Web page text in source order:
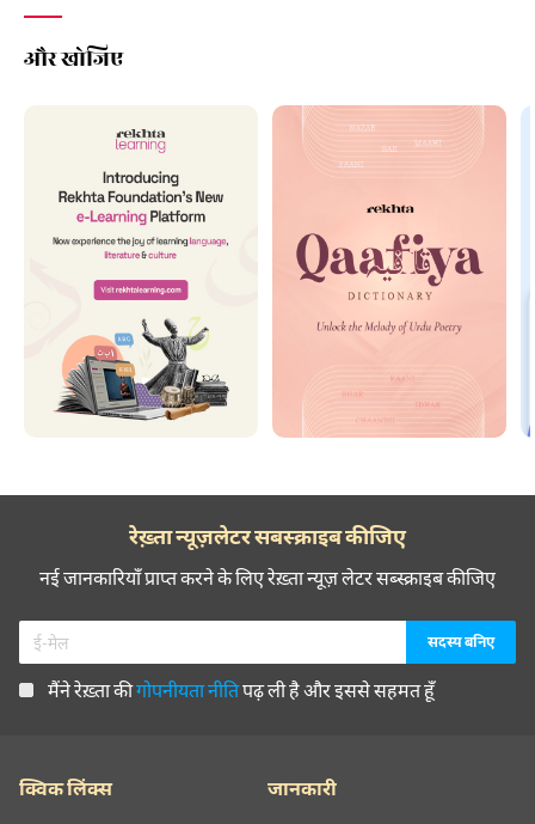
और खोजिए
रेख़्ता न्यूज़लेटर सबस्क्राइब कीजिए
नई जानकारियाँ प्राप्त करने के लिए रेख़्ता न्यूज़ लेटर सब्स्क्राइब कीजिए
मैंने रेख़्ता कीगोपनीयता नीतिपढ़ ली है और इससे सहमत हूँ
क्विक लिंक्स जानकारी